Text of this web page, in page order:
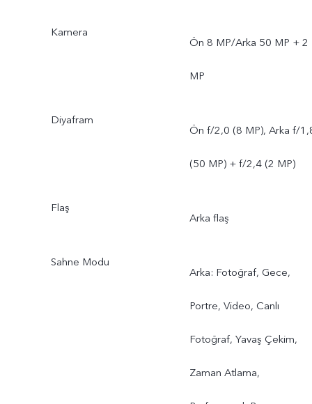
Kamera
Ön 8 MP/Arka 50 MP + 2
MP
Diyafram
Ön f/2,0 (8 MP), Arka f/
(50 MP) + f/2,4 (2 MP)
Flaş
Arka flaş
Sahne Modu
Arka: Fotoğraf, Gece,
Portre, Video, Canlı
Fotoğraf, Yavaş Çekim,
Zaman Atlama,